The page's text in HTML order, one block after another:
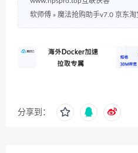
软师傅 » 魔法抢购助手v7.0 京东
分享到：